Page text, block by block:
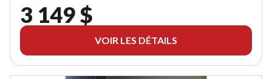
3 149 $
VOIR LES DÉTAILS